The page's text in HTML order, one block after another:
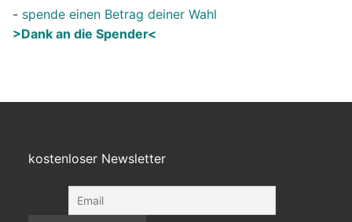
- spende einen Betrag deiner Wahl
>Dank an die Spender<
kostenloser Newsletter